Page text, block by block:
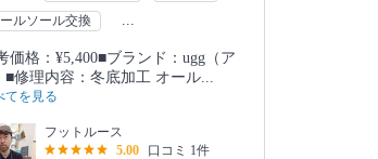
ルソール交換
...
価格：¥5,400■ブランド：ugg（ア
■修理内容：冬底加工 オール...
てを見る
フットルース
5.00
口コミ 1件